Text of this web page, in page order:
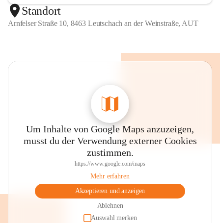
Standort
Arnfelser Straße 10, 8463 Leutschach an der Weinstraße, AUT
Um Inhalte von Google Maps anzuzeigen,
musst du der Verwendung externer Cookies
zustimmen.
https://www.google.com/maps
Mehr erfahren
Akzeptieren und anzeigen
Ablehnen
Auswahl merken